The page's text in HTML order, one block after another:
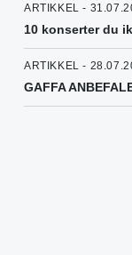
ARTIKKEL -
10 konserter du
ARTIKKEL -
GAFFA